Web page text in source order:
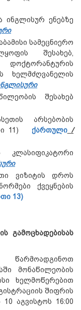
ენებზე
სამეცნიერო
შესახებ,
ხელმძღვანელის
შესახებ
არსებობის
11)
ქართული/
კლასიფიკატორი
ვიზიტის დროს
ქვეყნების
13)
გამოცხადებისას
მონაწილეობის
ხელმოწერებით
შიფრის
აგვისტოს 16:00